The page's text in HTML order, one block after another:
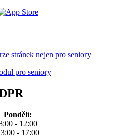
stránek nejen pro seniory
Pondělí:
- 12:00
- 17:00